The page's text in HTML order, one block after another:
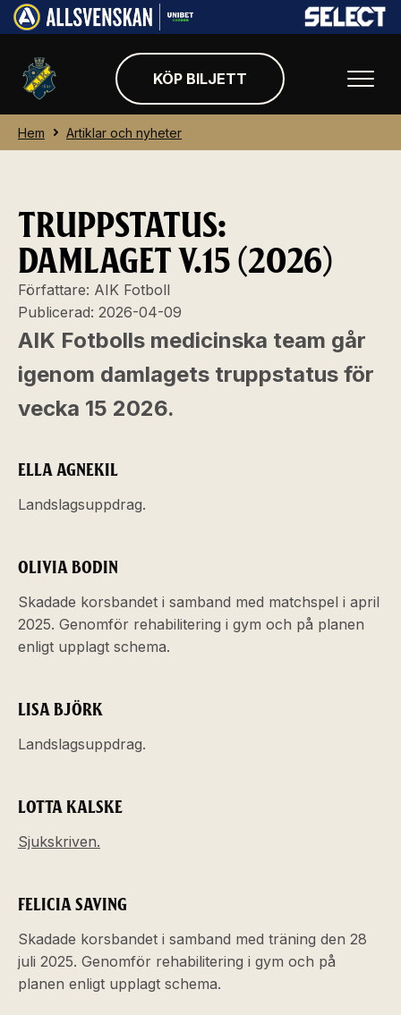
KÖP BILJETT
Hem Artiklar och nyheter
TRUPPSTATUS:
DAMLAGET V.15 (2026)
Författare: AIK Fotboll
Publicerad: 2026-04-09
AIK Fotbolls medicinska team går
igenom damlagets truppstatus för
vecka 15 2026.
ELLA AGNEKIL
Landslagsuppdrag.
OLIVIA BODIN
Skadade korsbandet i samband med matchspel i april
2025. Genomför rehabilitering i gym och på planen
enligt upplagt schema.
LISA BJÖRK
Landslagsuppdrag.
LOTTA KALSKE
Sjukskriven.
FELICIA SAVING
Skadade korsbandet i samband med träning den 28
juli 2025. Genomför rehabilitering i gym och på
planen enligt upplagt schema.